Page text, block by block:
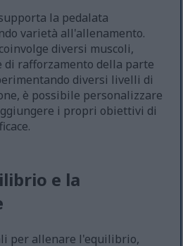
la pedalata
varietà all'allenamento.
diversi muscoli,
di rafforzamento della parte
diversi livelli di
è possibile personalizzare
i propri obiettivi di
e la
per allenare l'equilibrio,